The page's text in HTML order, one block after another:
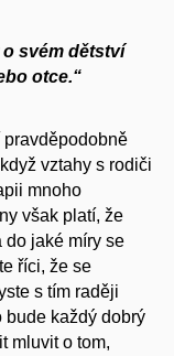
svém dětství
otce.“
pravděpodobně
vztahy s rodiči
mnoho
však platí, že
do jaké míry se
říci, že se
s tím raději
bude každý dobrý
mluvit o tom,